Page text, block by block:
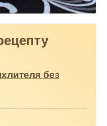
без